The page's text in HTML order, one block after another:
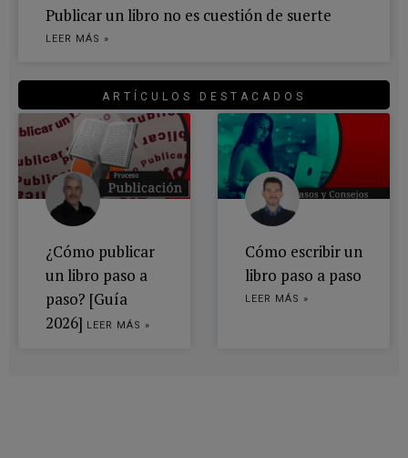
Publicar un libro no es cuestión de suerte
LEER MÁS »
ARTÍCULOS DESTACADOS
¿Cómo publicar
un libro paso a
paso? [Guía
2026] LEER MÁS »
Cómo escribir un
libro paso a paso
LEER MÁS »